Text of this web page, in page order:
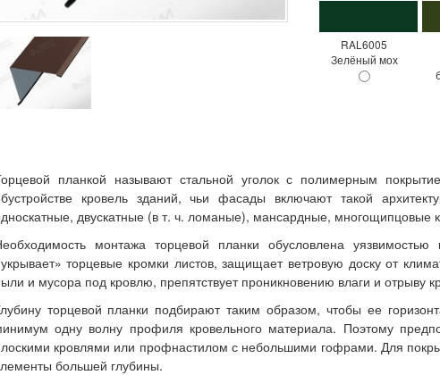
RAL6005
Зелёный мох
планкой называют стальной уголок с полимерным
кровель зданий, чьи фасады включают такой
двускатные (в т. ч. ломаные), мансардные, многощипцовые
монтажа торцевой планки обусловлена
торцевые кромки листов, защищает ветровую доску от
и мусора под кровлю, препятствует проникновению влаги и отрыву
торцевой планки подбирают таким образом, чтобы ее
одну волну профиля кровельного материала. Поэтому
кровлями или профнастилом с небольшими гофрами. Для
большей глубины.